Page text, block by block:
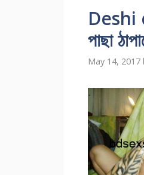
Deshi
পাছা
May 14, 2017